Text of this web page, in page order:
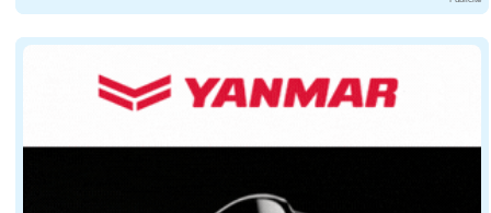
Un MMSI est raccroché à un bateau qui possède
Il ne faut pas se retrouver dans une situation
Si vous avez déjà à bord une VHF ASN fixe, et que